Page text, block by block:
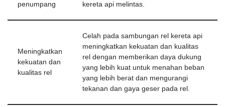
penumpang
kereta api melintas.
Meningkatkan
kekuatan dan
kualitas rel
Celah pada sambungan rel kereta api
meningkatkan kekuatan dan kualitas
rel dengan memberikan daya dukung
yang lebih kuat untuk menahan beban
yang lebih berat dan mengurangi
tekanan dan gaya geser pada rel.